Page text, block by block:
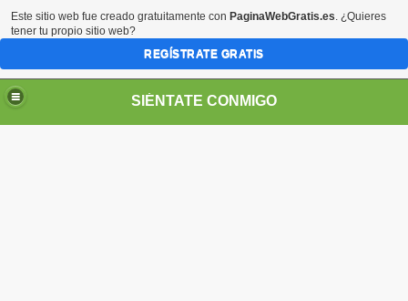
SIÉNTATE CONMIGO
Este sitio web fue creado gratuitamente con PaginaWebGratis.es. ¿Quieres
tener tu propio sitio web?
REGÍSTRATE GRATIS